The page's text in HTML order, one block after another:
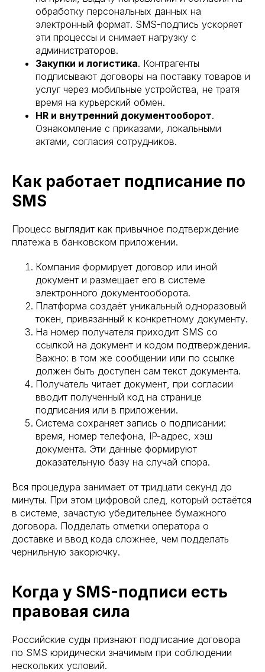
обработку персональных данных на
электронный формат. SMS-подпись ускоряет
эти процессы и снимает нагрузку с
администраторов.
Закупки и логистика. Контрагенты
подписывают договоры на поставку товаров и
услуг через мобильные устройства, не тратя
время на курьерский обмен.
HR и внутренний документооборот.
Ознакомление с приказами, локальными
актами, согласия сотрудников.
Как работает подписание по
SMS
Процесс выглядит как привычное подтверждение
платежа в банковском приложении.
Компания формирует договор или иной
документ и размещает его в системе
электронного документооборота.
Платформа создаёт уникальный одноразовый
токен, привязанный к конкретному документу.
На номер получателя приходит SMS со
ссылкой на документ и кодом подтверждения.
Важно: в том же сообщении или по ссылке
должен быть доступен сам текст документа.
Получатель читает документ, при согласии
вводит полученный код на странице
подписания или в приложении.
Система сохраняет запись о подписании:
время, номер телефона, IP-адрес, хэш
документа. Эти данные формируют
доказательную базу на случай спора.
Вся процедура занимает от тридцати секунд до
минуты. При этом цифровой след, который остаётся
в системе, зачастую убедительнее бумажного
договора. Подделать отметки оператора о
доставке и ввод кода сложнее, чем подделать
чернильную закорючку.
Когда у SMS-подписи есть
правовая сила
Российские суды признают подписание договора
по SMS юридически значимым при соблюдении
нескольких условий.